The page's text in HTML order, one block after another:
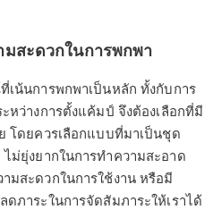
มสะดวกในการพกพา
เน้นการพกพาเป็นหลัก ทั้งกับการ
หว่างการตั้งแค้มป์ จึงต้องเลือกที่มี
โดยควรเลือกแบบที่มาเป็นชุด
ม่ยุ่งยากในการทำความสะอาด
มสะดวกในการใช้งาน หรือมี
ภาระในการจัดสัมภาระให้เราได้